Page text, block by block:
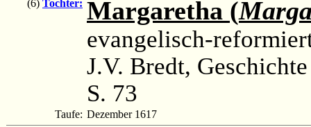
(6) Tochter: Margaretha (
evangelisch-
J.V. Bredt,
S. 73
Taufe: Dezember 1617